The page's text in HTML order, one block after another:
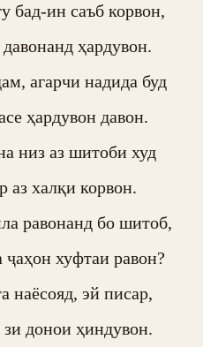
бад-ин саъб корвон,
ҳардувон.
агарчи надида буд
ҳардувон давон.
низ аз шитоби худ
аз халқи корвон.
равонанд бо шитоб,
хуфтаи равон?
наёсояд, эй писар,
зи донои ҳиндувон.